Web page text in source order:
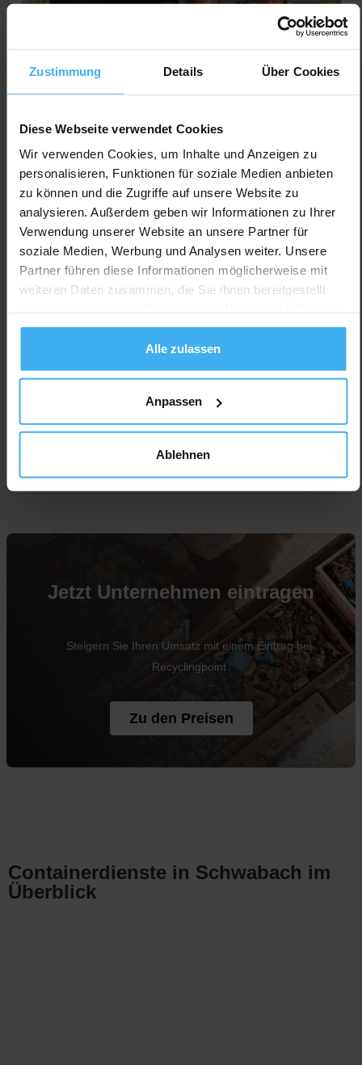
Zustimmung Details Über Cookies
Diese Webseite verwendet Cookies
Wir verwenden Cookies, um Inhalte und Anzeigen zu
personalisieren, Funktionen für soziale Medien anbieten
zu können und die Zugriffe auf unsere Website zu
analysieren. Außerdem geben wir Informationen zu Ihrer
Verwendung unserer Website an unsere Partner für
soziale Medien, Werbung und Analysen weiter. Unsere
Partner führen diese Informationen möglicherweise mit
weiteren Daten zusammen, die Sie ihnen bereitgestellt
gesammelt haben.
Alle zulassen
Anpassen
Ablehnen
CONTAINERDIENST
CDF Containerdienst GmbH
Noch keine Bewertung
Industriestr. 6, 91126 Schwabach, Deutschland
Jetzt Anrufen
Für Unternehmen
Jetzt Unternehmen eintragen
Steigern Sie Ihren Umsatz mit einem Eintrag bei
Recyclingpoint
Zu den Preisen
Containerdienste in Schwabach im
Überblick